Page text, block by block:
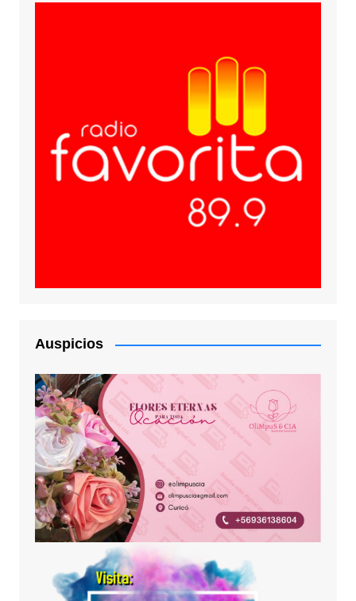
Auspicios